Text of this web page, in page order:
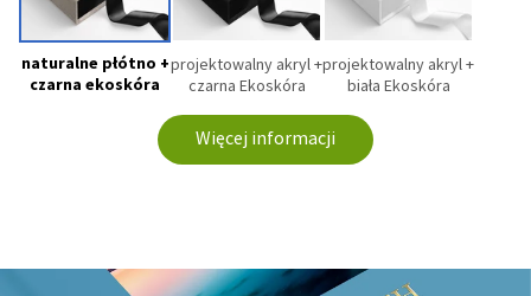
naturalne płótno +
czarna ekoskóra
projektowalny akryl +
czarna Ekoskóra
projektowalny akryl +
biała Ekoskóra
Więcej informacji